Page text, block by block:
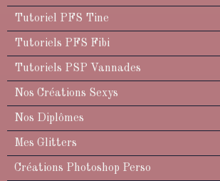
Tutoriel PFS Tine
Tutoriels PFS Fibi
Tutoriels PSP Vannades
Nos Créations Sexys
Nos Diplômes
Mes Glitters
Créations Photoshop Perso